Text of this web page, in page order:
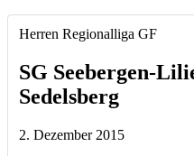
Herren Regionalliga GF
SG Seebergen-
Sedelsberg
2. Dezember 2015